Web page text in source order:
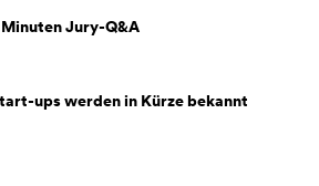
Jury-Q&A
ups werden in Kürze bekannt